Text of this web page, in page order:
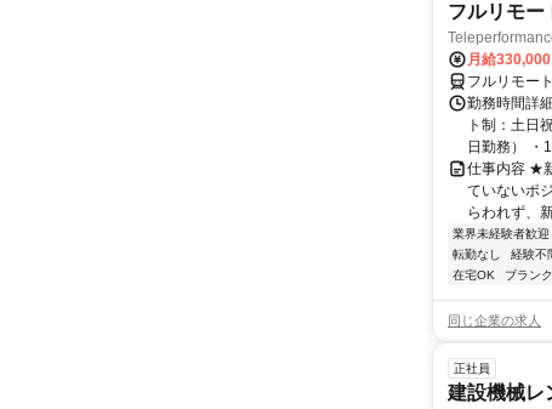
フルリモ
月給
フルリモート
勤務時間詳
ト制：土日
日勤務） ・
仕事内容 ★
ていないポ
らわれず、
業界未経験者歓迎
転勤なし
経験不
在宅OK
ブラン
同じ企業の求人
正社員
建設機械レ